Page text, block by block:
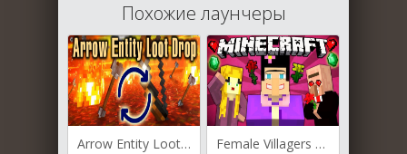
Похожие лаунчеры
Arrow Entity Loot Drop для Майнкрафт [1.19.4, 1.19.2] Female Villagers для Майнкрафт [1.19.3, 1.19.2, 1.18.2]